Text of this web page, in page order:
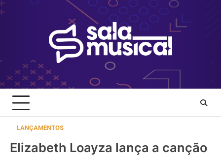
Skip
to
LANÇAMENTOS
Elizabeth Loayza lança a canção